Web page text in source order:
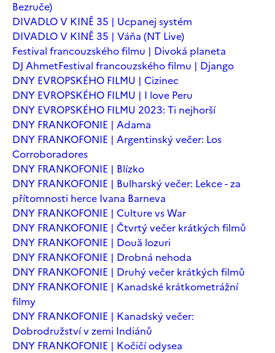
Bezruče)
DIVADLO V KINĚ 35 | Ucpanej systém
DIVADLO V KINĚ 35 | Váňa (NT Live)
Festival francouzského filmu | Divoká planeta
DJ AhmetFestival francouzského filmu | Django
DNY EVROPSKÉHO FILMU | Cizinec
DNY EVROPSKÉHO FILMU | I love Peru
DNY EVROPSKÉHO FILMU 2023: Ti nejhorší
DNY FRANKOFONIE | Adama
DNY FRANKOFONIE | Argentinský večer: Los
Corroboradores
DNY FRANKOFONIE | Blízko
DNY FRANKOFONIE | Bulharský večer: Lekce - za
přítomnosti herce Ivana Barneva
DNY FRANKOFONIE | Culture vs War
DNY FRANKOFONIE | Čtvrtý večer krátkých filmů
DNY FRANKOFONIE | Două lozuri
DNY FRANKOFONIE | Drobná nehoda
DNY FRANKOFONIE | Druhý večer krátkých filmů
DNY FRANKOFONIE | Kanadské krátkometrážní
filmy
DNY FRANKOFONIE | Kanadský večer:
Dobrodružství v zemi Indiánů
DNY FRANKOFONIE | Kočičí odysea